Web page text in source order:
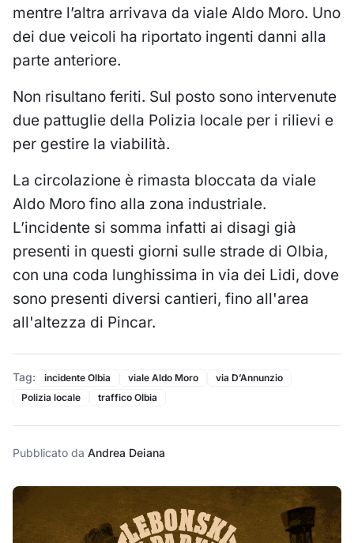
mentre l’altra arrivava da viale Aldo Moro. Uno
dei due veicoli ha riportato ingenti danni alla
parte anteriore.
Non risultano feriti. Sul posto sono intervenute
due pattuglie della Polizia locale per i rilievi e
per gestire la viabilità.
La circolazione è rimasta bloccata da viale
Aldo Moro fino alla zona industriale.
L’incidente si somma infatti ai disagi già
presenti in questi giorni sulle strade di Olbia,
con una coda lunghissima in via dei Lidi, dove
sono presenti diversi cantieri, fino all'area
all'altezza di Pincar.
Tag: incidente Olbia viale Aldo Moro
via D’Annunzio
Polizia locale
traffico Olbia
Pubblicato da Andrea Deiana